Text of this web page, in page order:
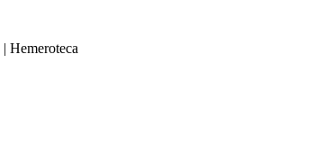
| Hemeroteca